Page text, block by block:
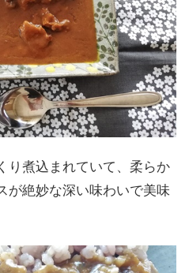
り煮込まれていて、柔らか
が絶妙な深い味わいで美味